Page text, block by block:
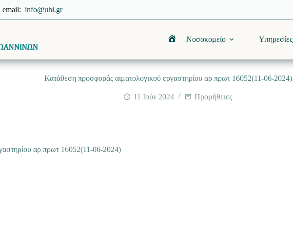
email: info@uhi.gr
ΑρχικήΝοσοκομείο Υπηρεσίες
Κατάθεση προσφοράς αιματολογικού εργαστηρίου αρ πρωτ 16052(11-06-2024)
11 Ιούν 2024 Προμήθειες
αρ πρωτ 16052(11-06-2024)